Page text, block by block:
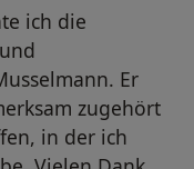
ich die
Er
zugehört
in der ich